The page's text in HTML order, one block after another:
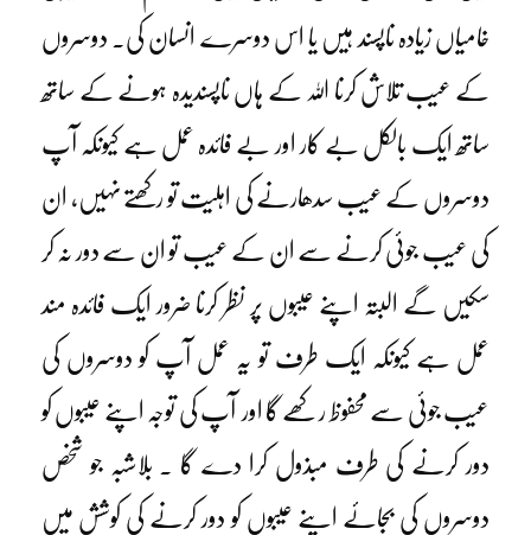
خامیاں زیادہ ناپسند ہیں یا اس دوسرے انسان کی۔ دوسروں
کے عیب تلاش کرنا اللہ کے ہاں ناپسندیدہ ہونے کے ساتھ
ساتھ ایک بالکل بے کار اور بے فائدہ عمل ہے کیونکہ آپ
دوسروں کے عیب سدھارنے کی اہلیت تو رکھتے نہیں، ان
کی عیب جوئی کرنے سے ان کے عیب تو ان سے دور نہ کر
سکیں گے البتہ اپنے عیبوں پر نظر کرنا ضرور ایک فائدہ مند
عمل ہے کیونکہ ایک طرف تو یہ عمل آپ کو دوسروں کی
عیب جوئی سے محفوظ رکھے گا اور آپ کی توجہ اپنے عیبوں کو
دور کرنے کی طرف مبذول کرا دے گا ۔ بلاشبہ جو شخص
دوسروں کی بجائے اپنے عیبوں کو دور کرنے کی کوشش میں